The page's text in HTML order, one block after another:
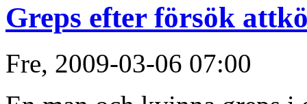
Greps efter försök
Fre, 2009-03-06 07:00